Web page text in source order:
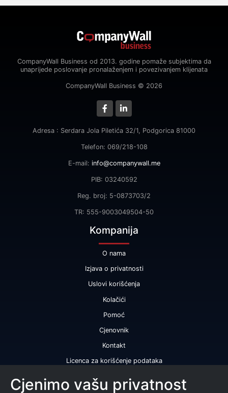
CompanyWall Business od 2013. godine pomaže subjektima da
unaprijede poslovanje pronalaženjem i povezivanjem klijenata
CompanyWall Business © 2026
Adresa : Serdara Jola Piletića 32/1, Podgorica 81000
Telefon: 069/218-108
E-mail: info@companywall.me
PIB: 03240592
Reg. broj: 5-0873703/2
TR: 555-9003049504-50
Kompanija
O nama
Izjava o privatnosti
Uslovi korišćenja
Kolačići
Pomoć
Cjenovnik
Kontakt
Licenca za korišćenje podataka
Naše usluge
Cjenimo vašu privatnost